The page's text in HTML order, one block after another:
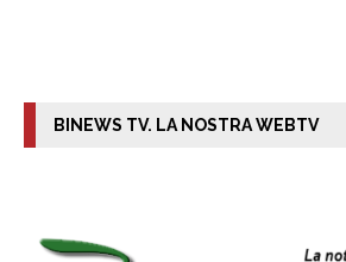
BINEWS TV. LA NOSTRA WEBTV